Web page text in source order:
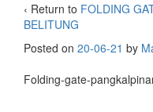
‹ Return to FOLDING
BELITUNG
Posted on 20-06-21 by
Folding-gate-